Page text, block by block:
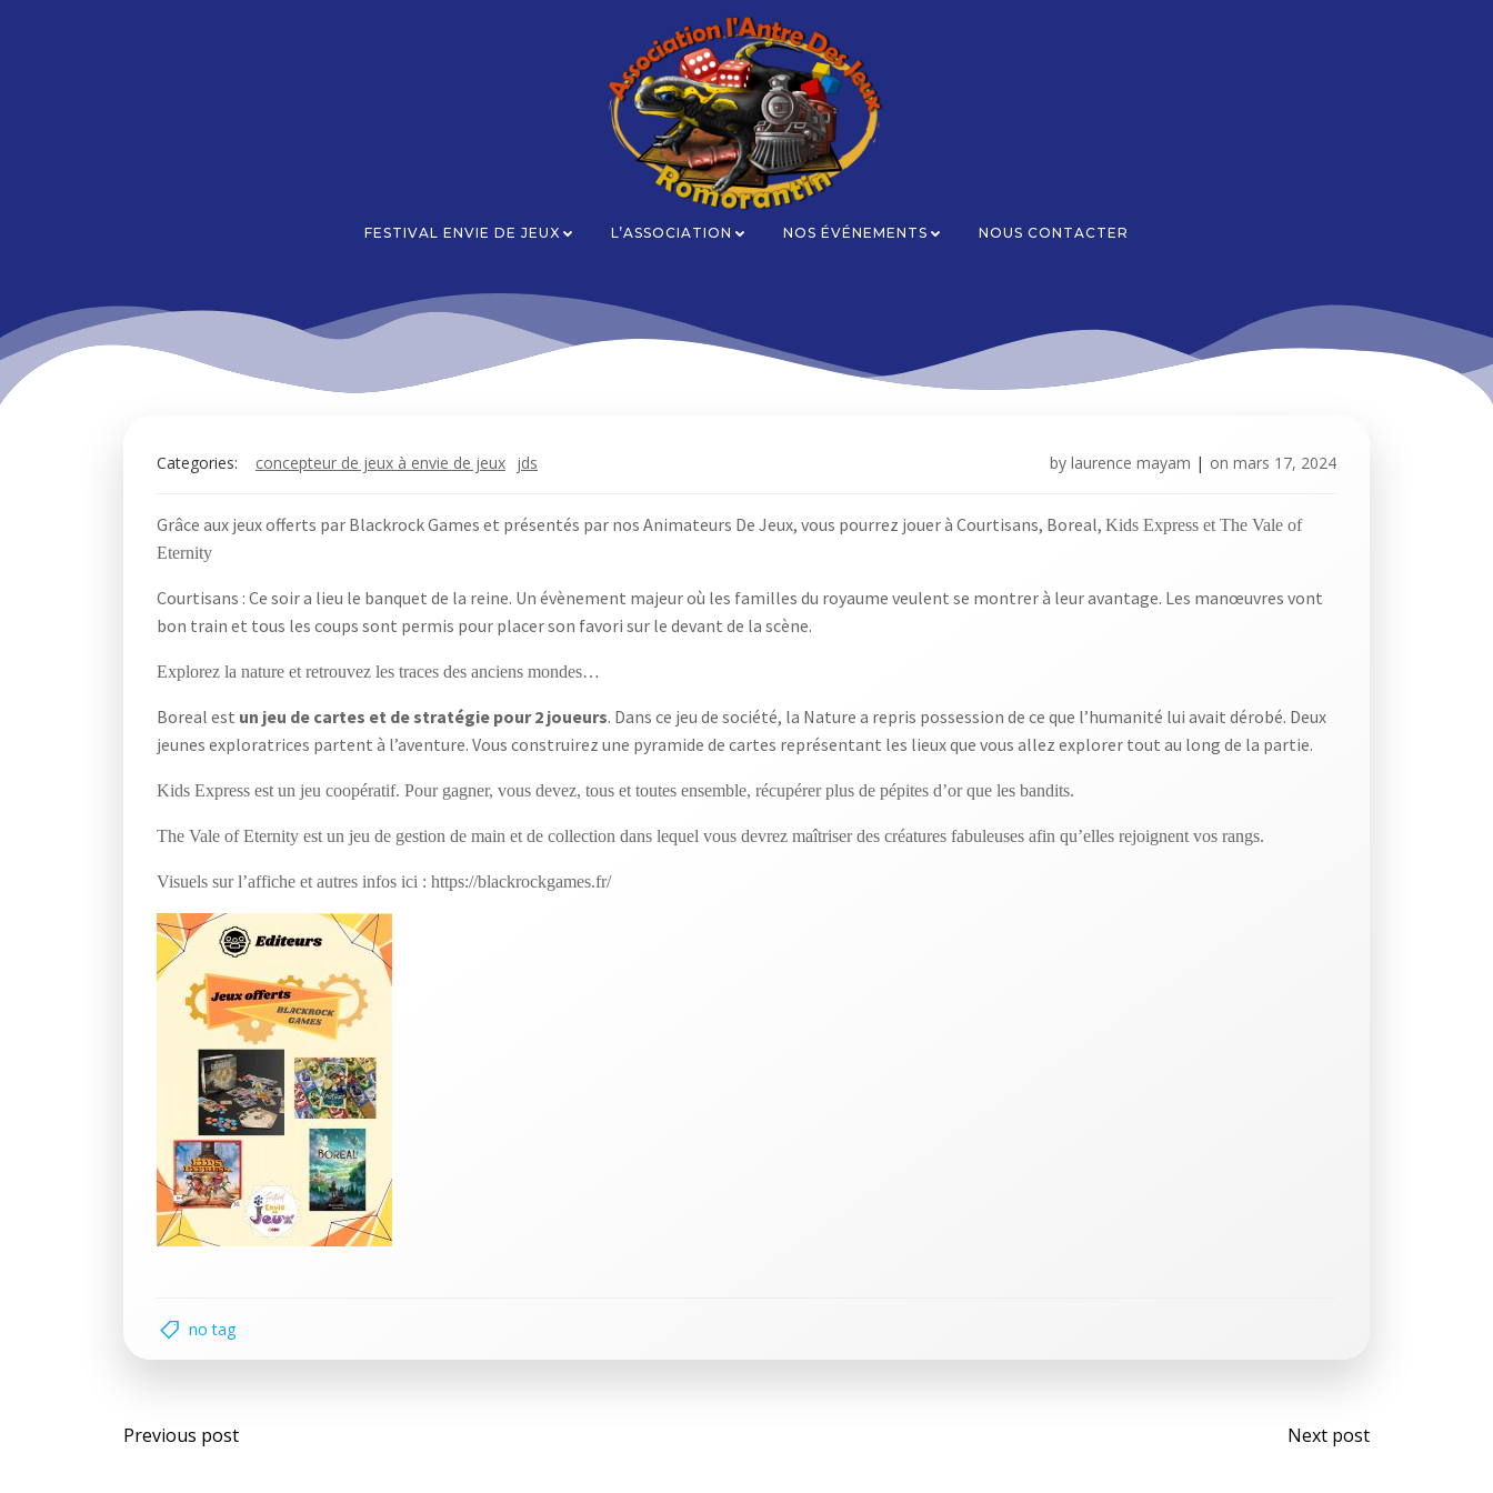
FESTIVAL ENVIE DE JEUX L’ASSOCIATION NOS ÉVÉNEMENTS NOUS CONTACTER
Categories: concepteur de jeux à envie de jeux jds by laurence mayam | on mars 17, 2024
Grâce aux jeux offerts par Blackrock Games et présentés par nos Animateurs De Jeux, vous pourrez jouer à Courtisans, Boreal, Kids Express et The Vale of
Eternity
Courtisans : Ce soir a lieu le banquet de la reine. Un évènement majeur où les familles du royaume veulent se montrer à leur avantage. Les manœuvres vont
bon train et tous les coups sont permis pour placer son favori sur le devant de la scène.
Explorez la nature et retrouvez les traces des anciens mondes…
Boreal est un jeu de cartes et de stratégie pour 2 joueurs. Dans ce jeu de société, la Nature a repris possession de ce que l’humanité lui avait dérobé. Deux
jeunes exploratrices partent à l’aventure. Vous construirez une pyramide de cartes représentant les lieux que vous allez explorer tout au long de la partie.
Kids Express est un jeu coopératif. Pour gagner, vous devez, tous et toutes ensemble, récupérer plus de pépites d’or que les bandits.
The Vale of Eternity est un jeu de gestion de main et de collection dans lequel vous devrez maîtriser des créatures fabuleuses afin qu’elles rejoignent vos rangs.
Visuels surl’affiche et autres infos ici : https://blackrockgames.fr/
no tag
Post
Previous post
Post
Next post